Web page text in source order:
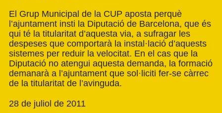
El Grup Municipal de la CUP aposta perquè
l’ajuntament insti la Diputació de Barcelona, que és
qui té la titularitat d’aquesta via, a sufragar les
despeses que comportarà la instal·lació d’aquests
sistemes per reduir la velocitat. En el cas que la
Diputació no atengui aquesta demanda, la formació
demanarà a l’ajuntament que sol·liciti fer-se càrrec
de la titularitat de l’avinguda.
28 de juliol de 2011